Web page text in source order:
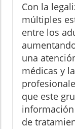
Con la
múltiples
entre los
una
médicas y
que este
de